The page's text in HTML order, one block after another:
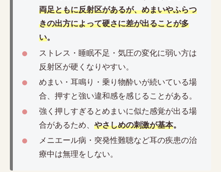
両足ともに反射区があるが、めまいやふらつ
きの出方によって硬さに差が出ることが多
い。
ストレス・睡眠不足・気圧の変化に弱い方は
反射区が硬くなりやすい。
めまい・耳鳴り・乗り物酔いが続いている場
合、押すと強い違和感を感じることがある。
強く押しすぎるとめまいに似た感覚が出る場
合があるため、やさしめの刺激が基本。
メニエール病・突発性難聴など耳の疾患の治
療中は無理をしない。